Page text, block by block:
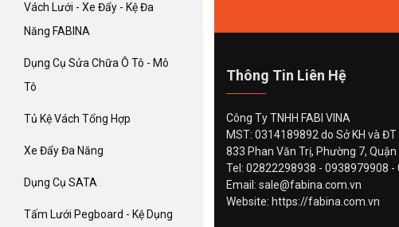
Vách Lưới - Xe Đẩy - Kệ Đa
Năng FABINA
Dụng Cụ Sửa Chữa Ô Tô - Mô
Tô
Tủ Kệ Vách Tổng Hợp
Xe Đẩy Đa Năng
Dụng Cụ SATA
Tấm Lưới Pegboard - Kệ Dụng
Thông Tin Liên Hệ
Công Ty TNHH FABI VINA
MST: 0314189892 do Sở KH và
833 Phan Văn Trị, Phường 7, Quận
Tel: 02822298938 - 0938979908 -
Email: sale@fabina.com.vn
Website: https://fabina.com.vn